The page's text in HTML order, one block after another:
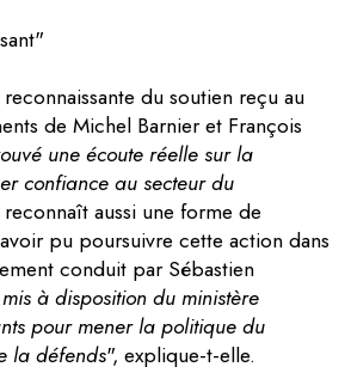
du soutien reçu au
de Michel Barnier et François
une écoute réelle sur la
confiance au secteur du
aussi une forme de
pu poursuivre cette action dans
conduit par Sébastien
à disposition du ministère
pour mener la politique du
la défends", explique-t-elle.